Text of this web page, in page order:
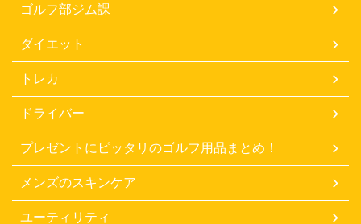
ゴルフ部ジム課
ダイエット
トレカ
ドライバー
プレゼントにピッタリのゴルフ用品まとめ！
メンズのスキンケア
ユーティリティ